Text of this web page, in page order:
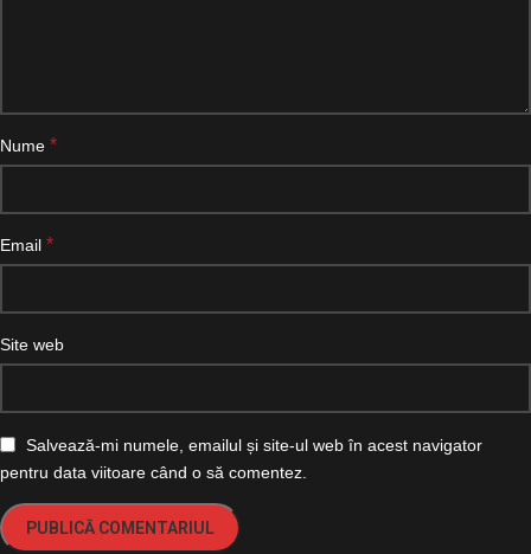
Nume *
Email *
Site web
Salvează-mi numele, emailul și site-ul web în acest navigator
pentru data viitoare când o să comentez.